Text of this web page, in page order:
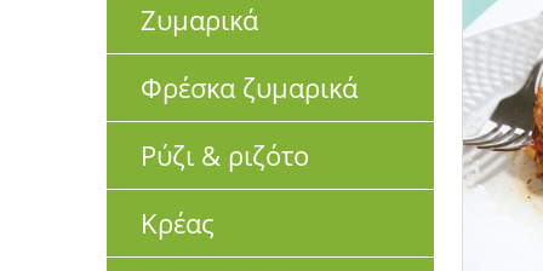
Ζυμαρικά
Φρέσκα ζυμαρικά
Ρύζι & ριζότο
Κρέας